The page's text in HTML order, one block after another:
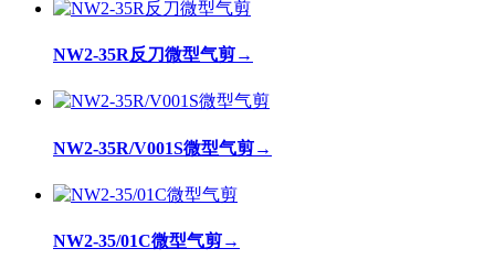
NW2-35R反刀微型气剪→
NW2-35R/V001S微型气剪→
NW2-35/01C微型气剪→